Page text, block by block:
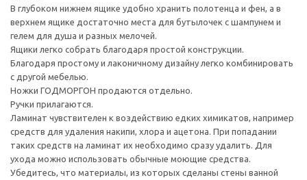
В глубоком нижнем ящике удобно хранить полотенца и фен, а в
верхнем ящике достаточно места для бутылочек с шампунем и
гелем для душа и разных мелочей.
Ящики легко собрать благодаря простой конструкции.
Благодаря простому и лаконичному дизайну легко комбинировать
с другой мебелью.
Ножки ГОДМОРГОН продаются отдельно.
Ручки прилагаются.
Ламинат чувствителен к воздействию едких химикатов, например
средств для удаления накипи, хлора и ацетона. При попадании
таких средств на ламинат их необходимо сразу удалить. Для
ухода можно использовать обычные моющие средства.
Убедитесь, что материалы, из которых сделаны стены ванной